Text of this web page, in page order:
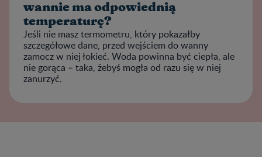
wannie ma odpowiednią
temperaturę?
Jeśli nie masz termometru, który pokazałby
szczegółowe dane, przed wejściem do wanny
zamocz w niej łokieć. Woda powinna być ciepła, ale
nie gorąca – taka, żebyś mogła od razu się w niej
zanurzyć.